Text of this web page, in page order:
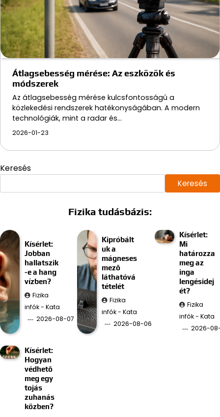
Átlagsebesség mérése: Az eszközök és
módszerek
Az átlagsebesség mérése kulcsfontosságú a
közlekedési rendszerek hatékonyságában. A modern
technológiák, mint a radar és…
2026-01-23
Keresés
Keresés
Fizika tudásbázis:
Kísérlet:
Jobban
hallatszik
-e a hang
vízben?
Fizika
infók - Kata
2026-08-07
Kipróbált
uk a
mágneses
mező
láthatóvá
tételét
Fizika
infók - Kata
2026-08-06
Kísérlet:
Mi
határozza
meg az
inga
lengésidej
ét?
Fizika
infók - Kata
2026-
Kísérlet:
Hogyan
védhető
meg egy
tojás
zuhanás
közben?